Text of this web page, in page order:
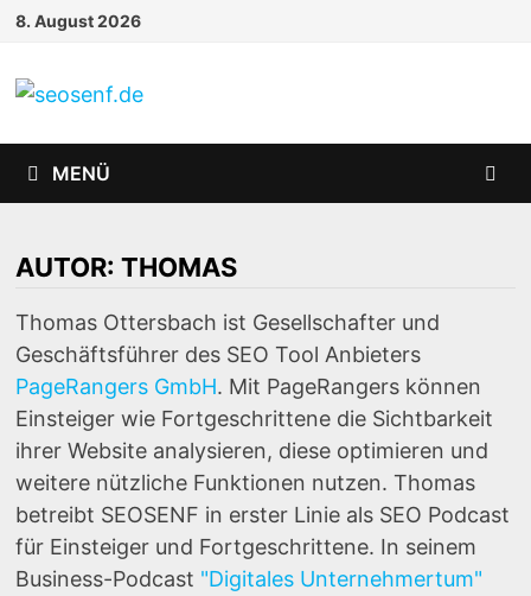
Zurück
Inhalt
8. August 2026
MENÜ
AUTOR: THOMAS
Thomas Ottersbach ist Gesellschafter und
Geschäftsführer des SEO Tool Anbieters
PageRangers GmbH. Mit PageRangers können
Einsteiger wie Fortgeschrittene die Sichtbarkeit
ihrer Website analysieren, diese optimieren und
weitere nützliche Funktionen nutzen. Thomas
betreibt SEOSENF in erster Linie als SEO Podcast
für Einsteiger und Fortgeschrittene. In seinem
Business-Podcast "Digitales Unternehmertum"